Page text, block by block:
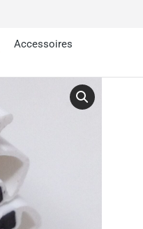
Accessoires